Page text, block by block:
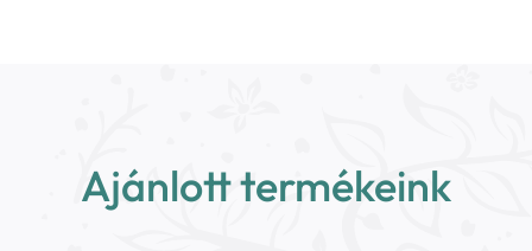
Ajánlott termékeink